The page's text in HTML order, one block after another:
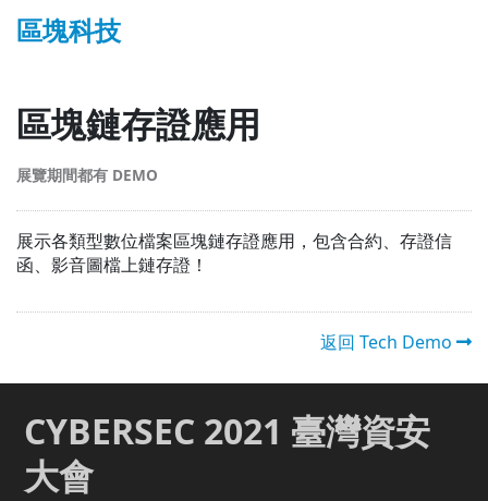
區塊科技
區塊鏈存證應用
展覽期間都有 DEMO
展示各類型數位檔案區塊鏈存證應用，包含合約、存證信
函、影音圖檔上鏈存證！
返回 Tech Demo
CYBERSEC 2021 臺灣資安
大會